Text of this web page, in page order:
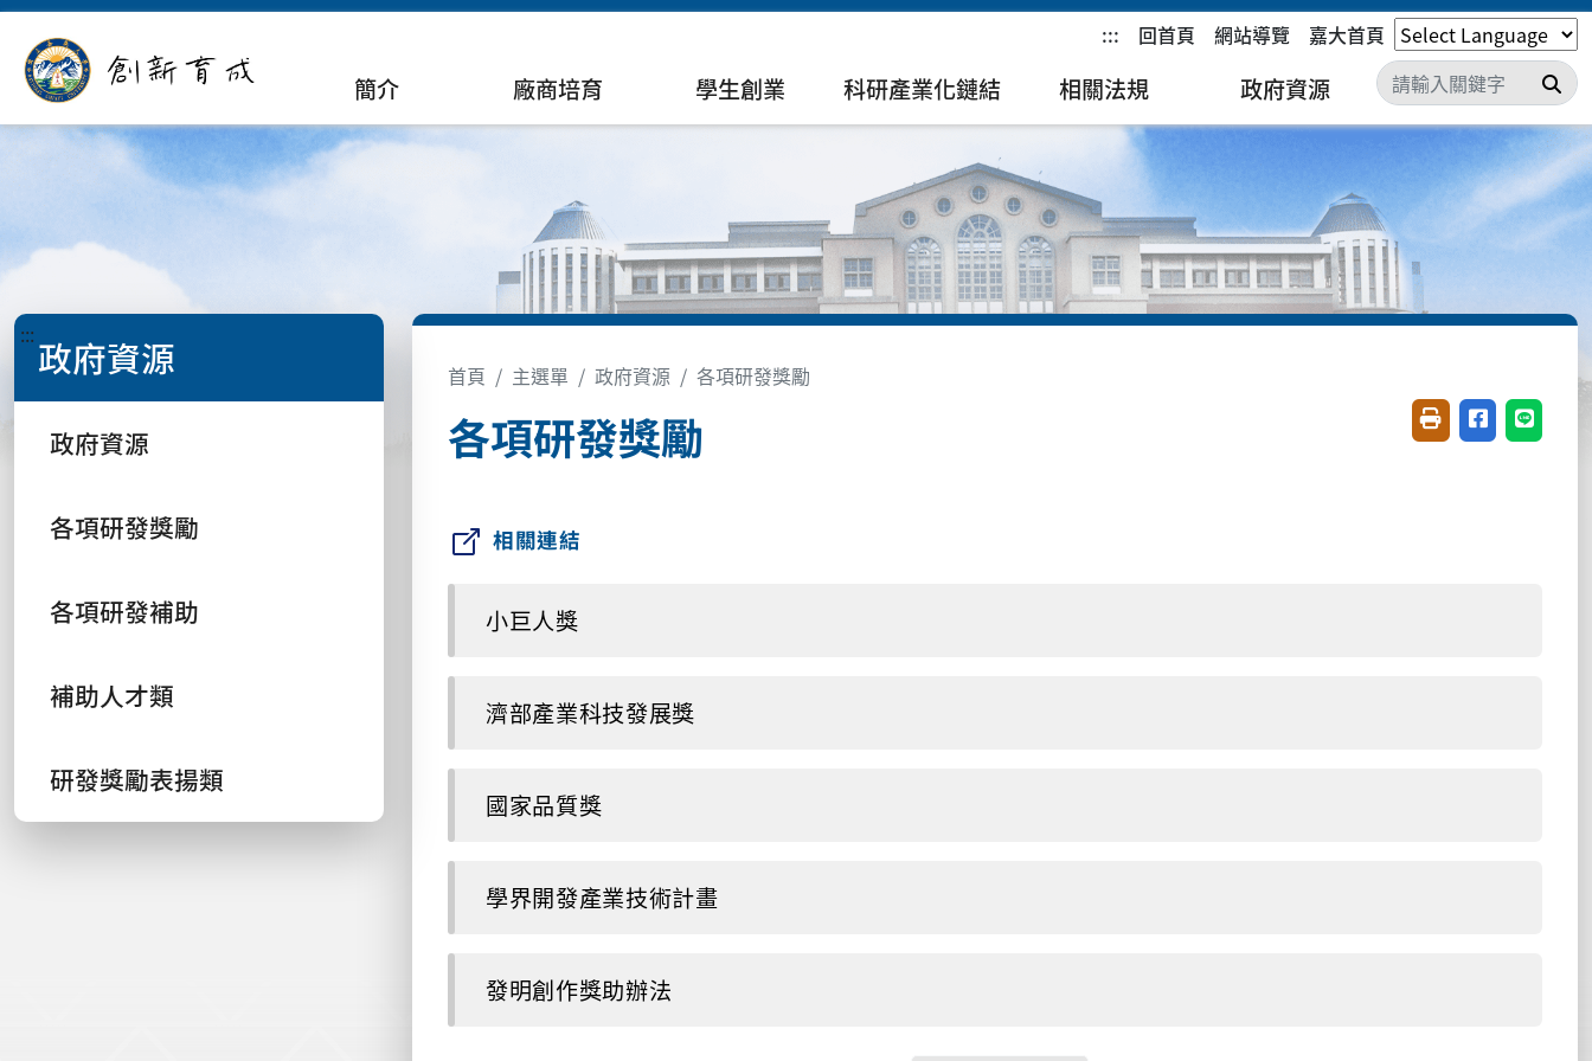
::: 回首頁 網站導覽 嘉大首頁
簡介 廠商培育 學生創業 科研產業化鏈結 相關法規 政府資源 搜
::: 政府資源
政府資源
各項研發獎勵
各項研發補助
補助人才類
研發獎勵表揚類
首頁 主選單 政府資源 各項研發獎勵
各項研發獎勵 友善列印(開新視窗)
分享至臉書(
分享至
相關連結
小巨人獎
濟部產業科技發展獎
國家品質獎
學界開發產業技術計畫
發明創作獎助辦法